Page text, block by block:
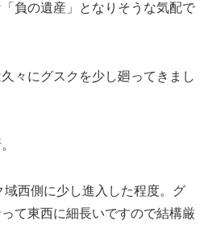
負の遺産」となりそうな気配で
々にグスクを少し廻ってきまし
域西側に少し進入した程度。グ
て東西に細長いですので結構厳